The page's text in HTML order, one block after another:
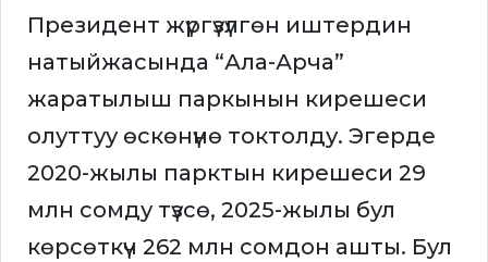
Президент жүргүзүлгөн иштердин
натыйжасында “Ала-Арча”
жаратылыш паркынын кирешеси
олуттуу өскөнүнө токтолду. Эгерде
2020-жылы парктын кирешеси 29
млн сомду түзсө, 2025-жылы бул
көрсөткүч 262 млн сомдон ашты. Бул